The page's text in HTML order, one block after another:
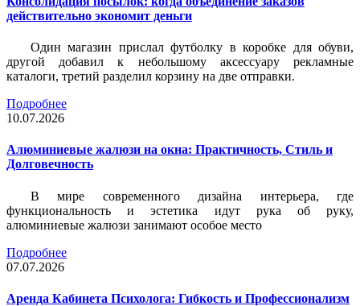
действительно экономит деньги
Один магазин прислал футболку в коробке для обуви,
другой добавил к небольшому аксессуару рекламные
каталоги, третий разделил корзину на две отправки.
Подробнее
10.07.2026
Алюминиевые жалюзи на окна: Практичность, Стиль и
Долговечность
В мире современного дизайна интерьера, где
функциональность и эстетика идут рука об руку,
алюминиевые жалюзи занимают особое место
Подробнее
07.07.2026
Аренда Кабинета Психолога: Гибкость и Профессионализм